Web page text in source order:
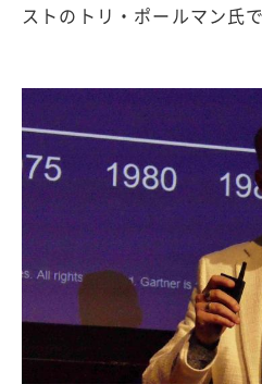
ストのトリ・ポールマン氏で